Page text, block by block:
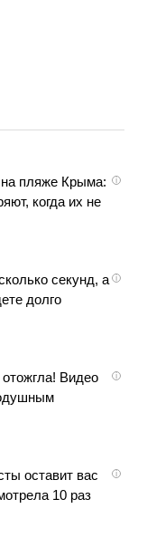
i
пляже Крыма:
когда их не
i
секунд, а
долго
i
отожгла! Видео
i
оставит вас
10 раз